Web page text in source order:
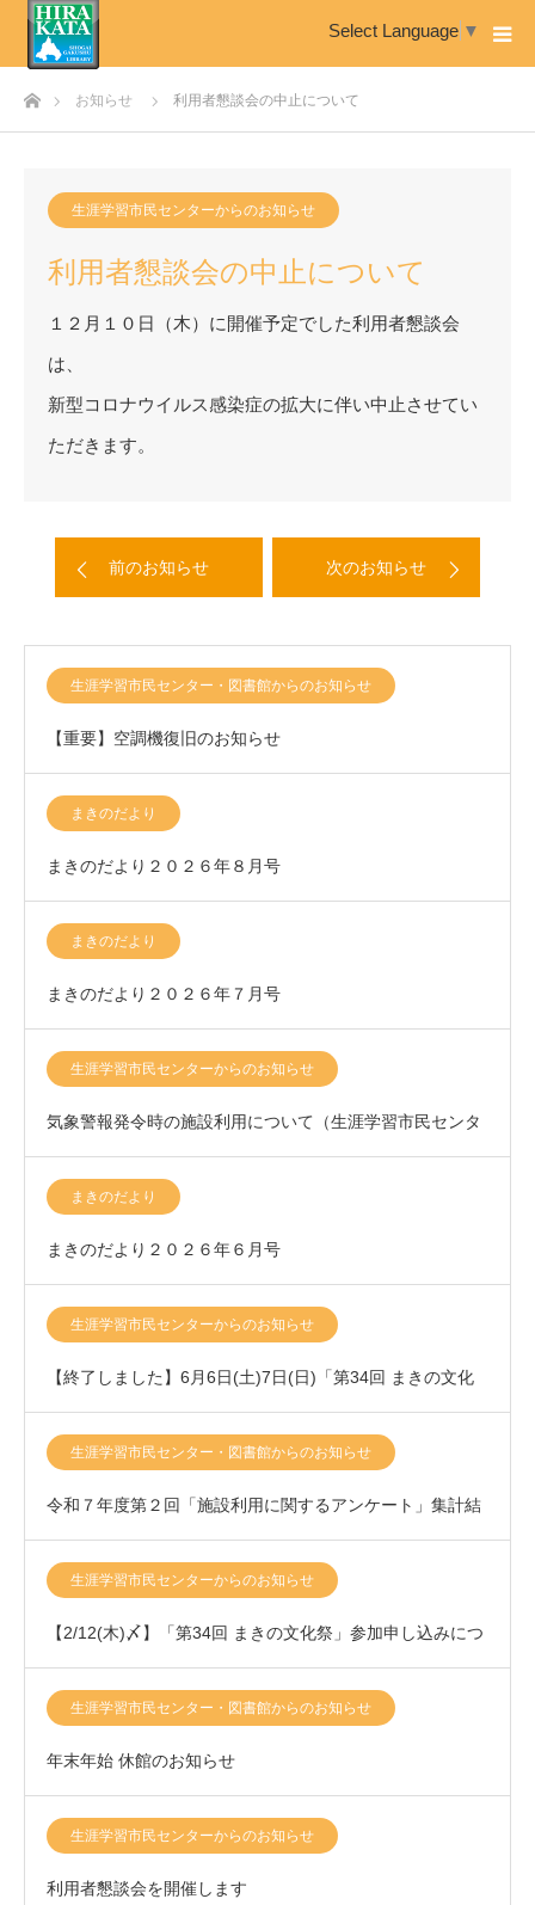
Select Language ▼
ホームお知らせ 利用者懇談会の中止について
生涯学習市民センターからのお知らせ
利用者懇談会の中止について
１２月１０日（木）に開催予定でした利用者懇談会
は、
新型コロナウイルス感染症の拡大に伴い中止させてい
ただきます。
前のお知らせ 次のお知らせ
生涯学習市民センター・図書館からのお知らせ
【重要】空調機復旧のお知らせ
まきのだより
まきのだより２０２６年８月号
まきのだより
まきのだより２０２６年７月号
生涯学習市民センターからのお知らせ
気象警報発令時の施設利用について（生涯学習市民センタ
ー）まきのだより
まきのだより２０２６年６月号
生涯学習市民センターからのお知らせ
【終了しました】6月6日(土)7日(日)「第34回 まきの文化
祭」開催いたします！
生涯学習市民センター・図書館からのお知らせ
令和７年度第２回「施設利用に関するアンケート」集計結
果について
生涯学習市民センターからのお知らせ
【2/12(木)〆】「第34回 まきの文化祭」参加申し込みにつ
きまして
生涯学習市民センター・図書館からのお知らせ
年末年始 休館のお知らせ
生涯学習市民センターからのお知らせ
利用者懇談会を開催します